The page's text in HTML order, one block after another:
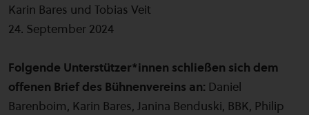
Karin Bares und Tobias Veit
24. September 2024
Folgende Unterstützer*innen schließen sich dem
offenen Brief des Bühnenvereins an: Daniel
Barenboim, Karin Bares, Janina Benduski, BBK, Philip